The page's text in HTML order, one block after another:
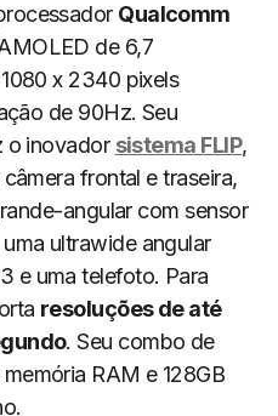
Qualcomm
de 6,7
x 2340 pixels
de 90Hz. Seu
o inovador sistema FLIP,
frontal e traseira,
angular com sensor
ultrawide angular
e uma telefoto. Para
resoluções de até
. Seu combo de
RAM e 128GB